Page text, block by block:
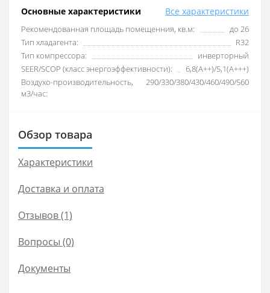
Основные характеристики Все характеристики
Рекомендованная площадь помещенния, кв.м:
до 26
Тип хладагента:
R32
Тип компрессора:
инверторный
SEER/SCOP (класс энергоэффективности):
6,8(А++)/5,1(А+++)
Воздухо-производительность,
м3/час:
290/330/380/430/460/490/560
Обзор товара
Характеристики
Доставка и оплата
Отзывов (1)
Вопросы (0)
Документы